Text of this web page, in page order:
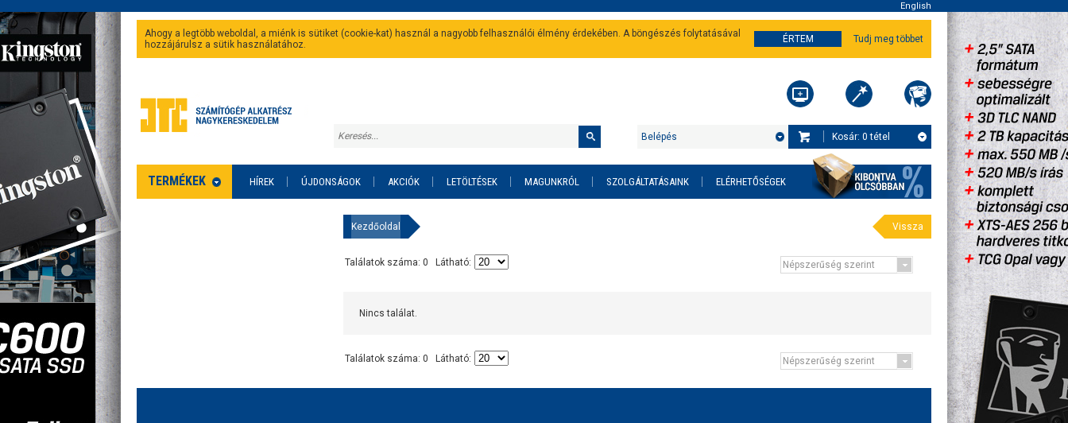
English
Ahogy a legtöbb weboldal, a miénk is sütiket (cookie-kat) használ a nagyobb felhasználói élmény érdekében. A böngészés folytatásával
hozzájárulsz a sütik használatához.
ÉRTEM Tudj meg többet
Kosár: 0 tétel
Belépés
TERMÉKEK HÍREK ÚJDONSÁGOK AKCIÓK LETÖLTÉSEK MAGUNKRÓL SZOLGÁLTATÁSAINK ELÉRHETŐSÉGEK
Kezdőoldal Vissza
Találatok száma: 0 Látható:
Nincs találat.
Találatok száma: 0 Látható: